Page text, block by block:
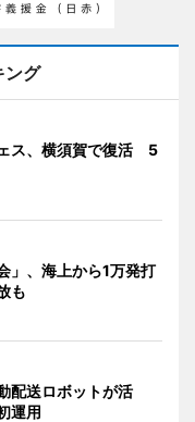
ング
ス、横須賀で復活 5
」、海上から1万発打
も
配送ロボットが活
運用